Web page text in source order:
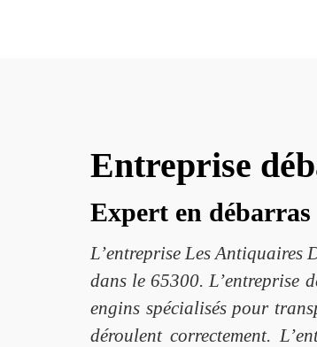
Entreprise
Expert en débarras
L’entreprise Les Antiquaires
dans le 65300. L’entreprise
engins spécialisés pour
déroulent correctement.